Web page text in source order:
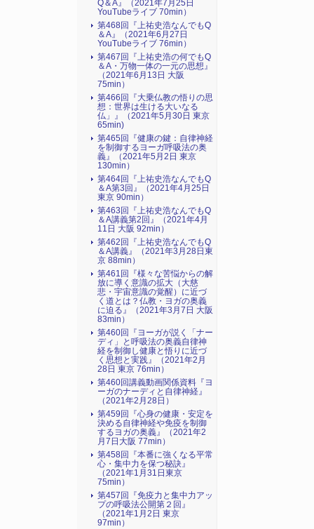
Q＆A』（2021年7月25日
YouTubeライブ 70min）
第468回『上祐史浩なんでもQ
＆A』（2021年6月27日
YouTubeライブ 76min）
第467回『上祐史浩の何でもQ
＆A・万物一体の一元の思想』
（2021年6月13日 大阪
75min）
第466回『大乗仏教の悟りの思
想：世界は生ける大いなる
仏」』（2021年5月30日 東京
65min)
第465回『健康の鍵：自律神経
を制御するヨーガ呼吸法の奥
義』（2021年5月2日 東京
130min）
第464回『上祐史浩なんでもQ
＆A第3回』（2021年4月25日
東京 90min）
第463回『上祐史浩なんでもQ
＆A講義第2回』（2021年4月
11日 大阪 92min）
第462回『上祐史浩なんでもQ
＆A講義』（2021年3月28日東
京 88min）
第461回『様々な苦悩からの解
放に導く意識の拡大（大慈
悲・宇宙意識の覚醒）に近づ
く道とは？仏教・ヨガの奥義
に迫る』（2021年3月7日 大阪
83min）
第460回『ヨーガが説く「ナー
ディ」と呼吸法の奥義自律神
経を制御し健康と悟りに近づ
く思想と実践』（2021年2月
28日 東京 76min）
第460回講義動画関係資料『ヨ
ーガのナーディと自律神経』
（2021年2月28日）
第459回『心身の健康・安定を
決める自律神経や免疫を制御
するヨガの奥義』（2021年2
月7日大阪 77min）
第458回『本番に強くなる平常
心・集中力を保つ秘訣』
（2021年1月31日東京
75min）
第457回『免疫力と集中力アッ
プの呼吸法公開第２回』
（2021年1月2日 東京
97min）